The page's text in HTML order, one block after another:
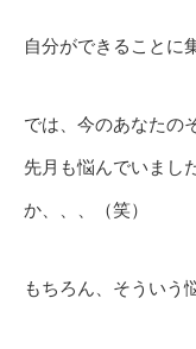
自分ができることに
では、今のあなたの
先月も悩んでいまし
か、、、（笑）
もちろん、そういう